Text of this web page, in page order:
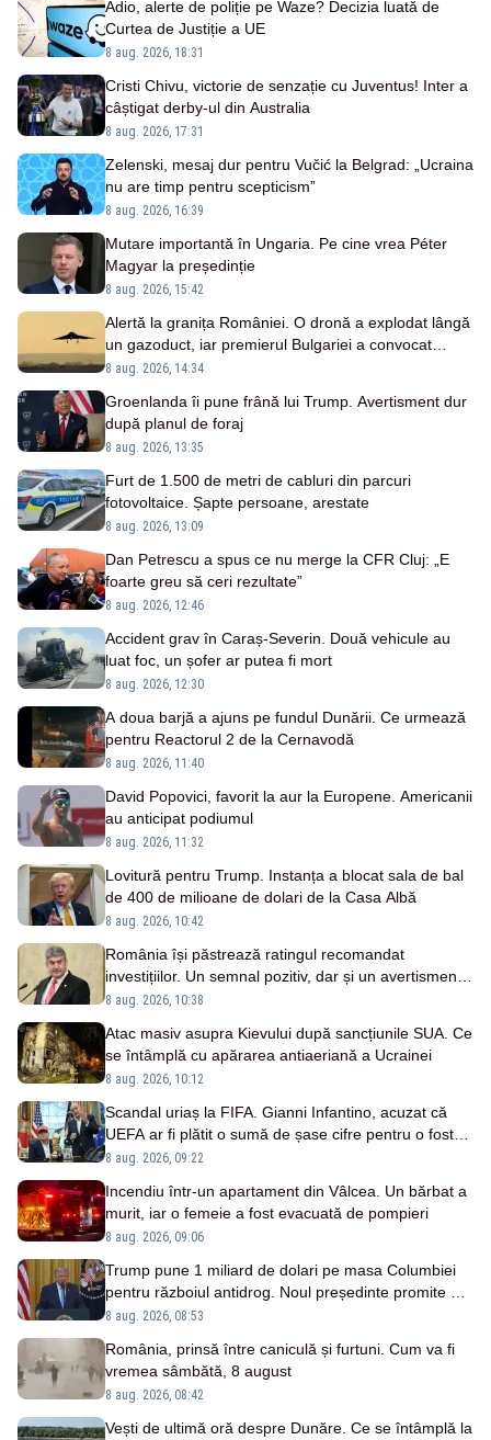
Adio, alerte de poliție pe Waze? Decizia luată de
Curtea de Justiție a UE
8 aug. 2026, 18:31
Cristi Chivu, victorie de senzație cu Juventus! Inter a
câștigat derby-ul din Australia
8 aug. 2026, 17:31
Zelenski, mesaj dur pentru Vučić la Belgrad: „Ucraina
nu are timp pentru scepticism”
8 aug. 2026, 16:39
Mutare importantă în Ungaria. Pe cine vrea Péter
Magyar la președinție
8 aug. 2026, 15:42
Alertă la granița României. O dronă a explodat lângă
un gazoduct, iar premierul Bulgariei a convocat
Consiliul de Securitate
8 aug. 2026, 14:34
Groenlanda îi pune frână lui Trump. Avertisment dur
după planul de foraj
8 aug. 2026, 13:35
Furt de 1.500 de metri de cabluri din parcuri
fotovoltaice. Șapte persoane, arestate
8 aug. 2026, 13:09
Dan Petrescu a spus ce nu merge la CFR Cluj: „E
foarte greu să ceri rezultate”
8 aug. 2026, 12:46
Accident grav în Caraș-Severin. Două vehicule au
luat foc, un șofer ar putea fi mort
8 aug. 2026, 12:30
A doua barjă a ajuns pe fundul Dunării. Ce urmează
pentru Reactorul 2 de la Cernavodă
8 aug. 2026, 11:40
David Popovici, favorit la aur la Europene. Americanii
au anticipat podiumul
8 aug. 2026, 11:32
Lovitură pentru Trump. Instanța a blocat sala de bal
de 400 de milioane de dolari de la Casa Albă
8 aug. 2026, 10:42
România își păstrează ratingul recomandat
investițiilor. Un semnal pozitiv, dar și un avertisment
pentru autorități
8 aug. 2026, 10:38
Atac masiv asupra Kievului după sancțiunile SUA. Ce
se întâmplă cu apărarea antiaeriană a Ucrainei
8 aug. 2026, 10:12
Scandal uriaș la FIFA. Gianni Infantino, acuzat că
UEFA ar fi plătit o sumă de șase cifre pentru o fostă
angajată
8 aug. 2026, 09:22
Incendiu într-un apartament din Vâlcea. Un bărbat a
murit, iar o femeie a fost evacuată de pompieri
8 aug. 2026, 09:06
Trump pune 1 miliard de dolari pe masa Columbiei
pentru războiul antidrog. Noul președinte promite o
ofensivă
8 aug. 2026, 08:53
România, prinsă între caniculă și furtuni. Cum va fi
vremea sâmbătă, 8 august
8 aug. 2026, 08:42
Vești de ultimă oră despre Dunăre. Ce se întâmplă la